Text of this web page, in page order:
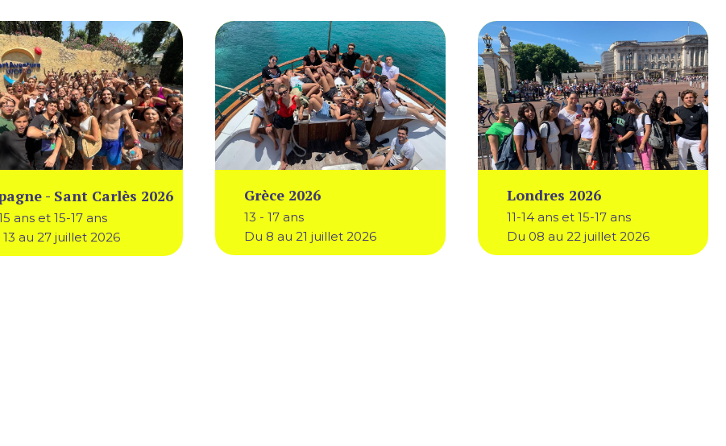
- Sant Carlès 2026
ans et 15-17 ans
au 27 juillet 2026
Grèce 2026
13 - 17 ans
Du 8 au 21 juillet 2026
Londres 2026
11-14 ans et 15-17 ans
Du 08 au 22 juillet 2026